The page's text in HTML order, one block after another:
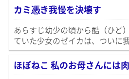
カミ憑き我慢を決壊す
あらすじ幼少の頃から酷（ひど
ていた少女のゼイカは、ついに
ほぼねこ 私のお母さんには